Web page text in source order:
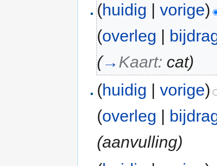
(huidig |vorige)
(overleg
(→ Kaart: cat)
(huidig |vorige)
(overleg |
(aanvulling)